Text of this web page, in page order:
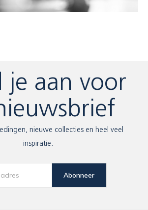
je aan voor
nieuwe collecties en heel veel
inspiratie.
Abonneer